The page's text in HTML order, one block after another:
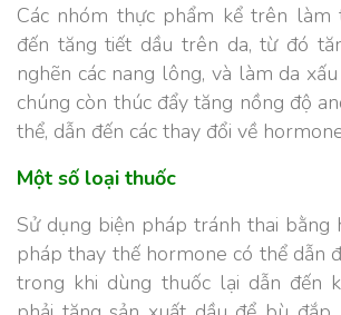
Các nhóm thực phẩm kể trên làm
đến tăng tiết dầu trên da, từ đó
nghẽn các nang lông, và làm da
chúng còn thúc đẩy tăng nồng độ
thể, dẫn đến các thay đổi về
Một số loại thuốc
Sử dụng biện pháp tránh thai bằng
pháp thay thế hormone có thể dẫn
trong khi dùng thuốc lại dẫn đến